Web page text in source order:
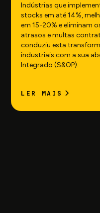
Indústrias que
stocks em até 14%,
em 15-20% e eliminam
atrasos e multas
conduziu esta
industriais com a sua
Integrado (S&OP).
LER MAIS